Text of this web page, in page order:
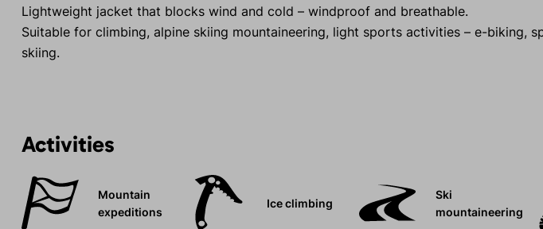
Lightweight jacket that blocks wind and cold – windproof and breathable.
Suitable for climbing, alpine skiing mountaineering, light sports activities – e-biking,
skiing.
Activities
Mountain
expeditions
Ice climbing
Ski
mountaineering